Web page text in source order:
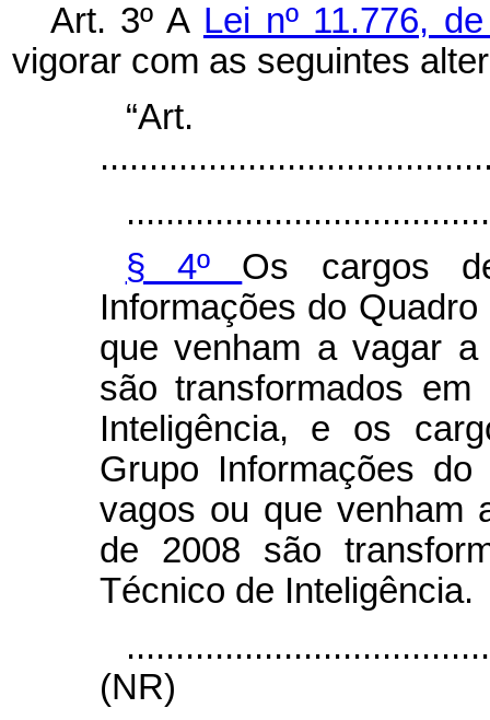
Art. 3º A Lei nº 11.776,
vigorar com as seguintes
§ 4º Os cargos
Informações do
que venham a vagar
são transformados
Inteligência, e os
Grupo Informações
vagos ou que venham
de 2008 são
Técnico de Inteligência.
(NR)